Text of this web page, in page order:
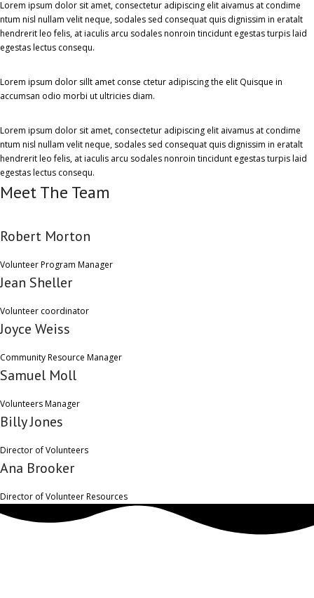
Lorem ipsum dolor sit amet, consectetur adipiscing elit aivamus at condime
ntum nisl nullam velit neque, sodales sed consequat quis dignissim in eratalt
hendrerit leo felis, at iaculis arcu sodales nonroin tincidunt egestas turpis laid
egestas lectus consequ.
Lorem ipsum dolor sillt amet conse ctetur adipiscing the elit Quisque in
accumsan odio morbi ut ultricies diam.
Lorem ipsum dolor sit amet, consectetur adipiscing elit aivamus at condime
ntum nisl nullam velit neque, sodales sed consequat quis dignissim in eratalt
hendrerit leo felis, at iaculis arcu sodales nonroin tincidunt egestas turpis laid
egestas lectus consequ.
Meet The Team
Robert Morton
Volunteer Program Manager
Jean Sheller
Volunteer coordinator
Joyce Weiss
Community Resource Manager
Samuel Moll
Volunteers Manager
Billy Jones
Director of Volunteers
Ana Brooker
Director of Volunteer Resources